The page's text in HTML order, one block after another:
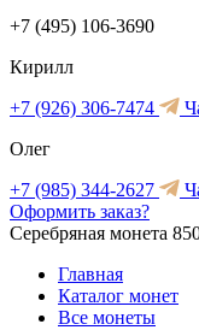
+7 (495) 106-3690
Кирилл
+7 (926) 306-7474
Олег
+7 (985) 344-2627
Оформить заказ?
Серебряная монета
Главная
Каталог монет
Все монеты